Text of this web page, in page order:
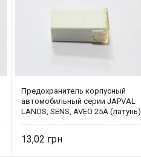
Предохранитель корпусный
автомобильный серии JAPVAL
LANOS, SENS, AVEO 25A (латунь)
13,02